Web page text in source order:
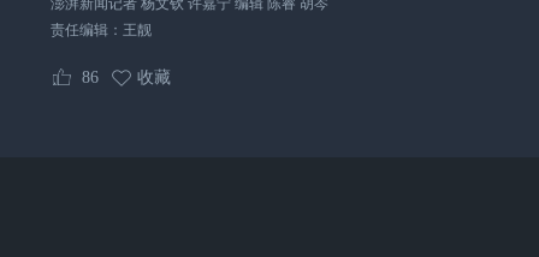
澎湃新闻记者 杨文钦 许嘉宁 编辑 陈睿 胡岑
责任编辑： 王靓
86 收藏